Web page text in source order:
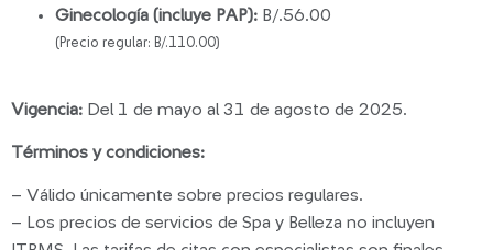
Ginecología (incluye PAP): B/.56.00
(Precio regular: B/.110.00)
Vigencia: Del 1 de mayo al 31 de agosto de 2025.
Términos y condiciones:
– Válido únicamente sobre precios regulares.
– Los precios de servicios de Spa y Belleza no incluyen